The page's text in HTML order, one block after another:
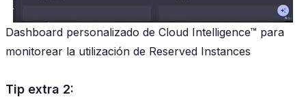
Dashboard personalizado de Cloud Intelligence™ para
monitorear la utilización de Reserved Instances
Tip extra 2: